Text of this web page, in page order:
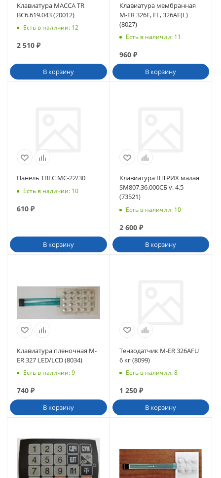
Клавиатура МАССА TR
BC6.619.043 (20012)
Есть в наличии: 12
2 510 ₽
В корзину
Клавиатура мембранная
M-ER 326F, FL, 326AF(L)
(8027)
Есть в наличии: 11
960₽
В корзину
Панель ТВЕС МС-22/30
Есть в наличии: 10
610 ₽
В корзину
Клавиатура ШТРИХ малая
SM807.36.000СБ v. 4.5
(73521)
Есть в наличии: 10
2 600₽
В корзину
Клавиатура пленочная M-
ER 327 LED/LCD (8034)
Есть в наличии: 9
740 ₽
В корзину
Тензодатчик M-ER 326AFU
6 кг (8099)
Есть в наличии: 8
1 250₽
В корзину